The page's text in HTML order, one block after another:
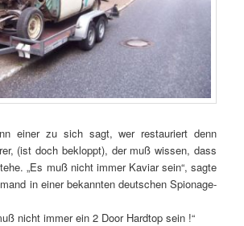
einer zu sich sagt, wer restauriert denn
(ist doch bekloppt), der muß wissen, dass
„Es muß nicht immer Kaviar sein“, sagte
in einer bekannten deutschen Spionage-
nicht immer ein 2 Door Hardtop sein !“